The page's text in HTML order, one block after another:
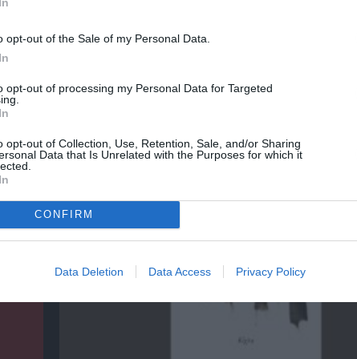
opt-out of the Sale of my Personal Data.
opt-out of processing my Personal Data for Targeted
opt-out of Collection, Use, Retention, Sale, and/or Sharing
Data that Is Unrelated with the Purposes for which it
CONFIRM
Data Deletion Data Access Privacy Policy